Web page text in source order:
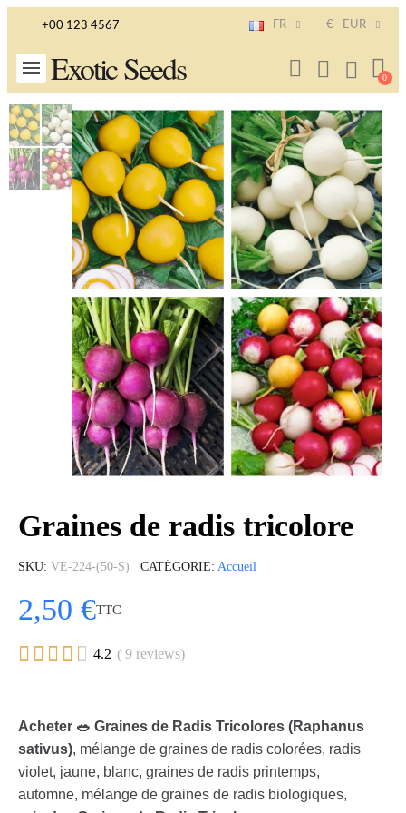
+00 123 4567 FR € EUR
Exotic Seeds
Graines de radis tricolore
SKU VE-224-(50-S) CATÉGORIE Accueil
2,50 €TTC
     4.2 ( 9 reviews)
Acheter 🥗 Graines de Radis Tricolores (Raphanus
sativus), mélange de graines de radis colorées, radis
violet, jaune, blanc, graines de radis printemps,
automne, mélange de graines de radis biologiques,